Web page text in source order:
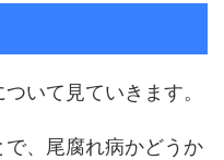
いて見ていきます。
、尾腐れ病かどうか